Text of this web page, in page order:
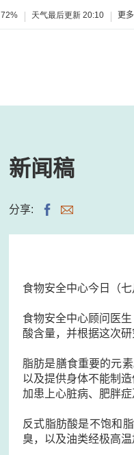
72% 天气最后更新 20:10 更
新闻稿
分享:
食物安全中心今日（
食物安全中心顾问医
酸含量，并根据这次
脂肪是膳食重要的元
以及提供身体不能制
加患上心脏病、肥胖症
反式脂肪酸是不饱和
臭，以及油类经极高